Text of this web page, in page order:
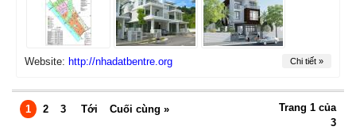
Website: http://nhadatbentre.org Chi tiết »
Trang 1 của
3
1 2 3 Tới Cuối cùng »